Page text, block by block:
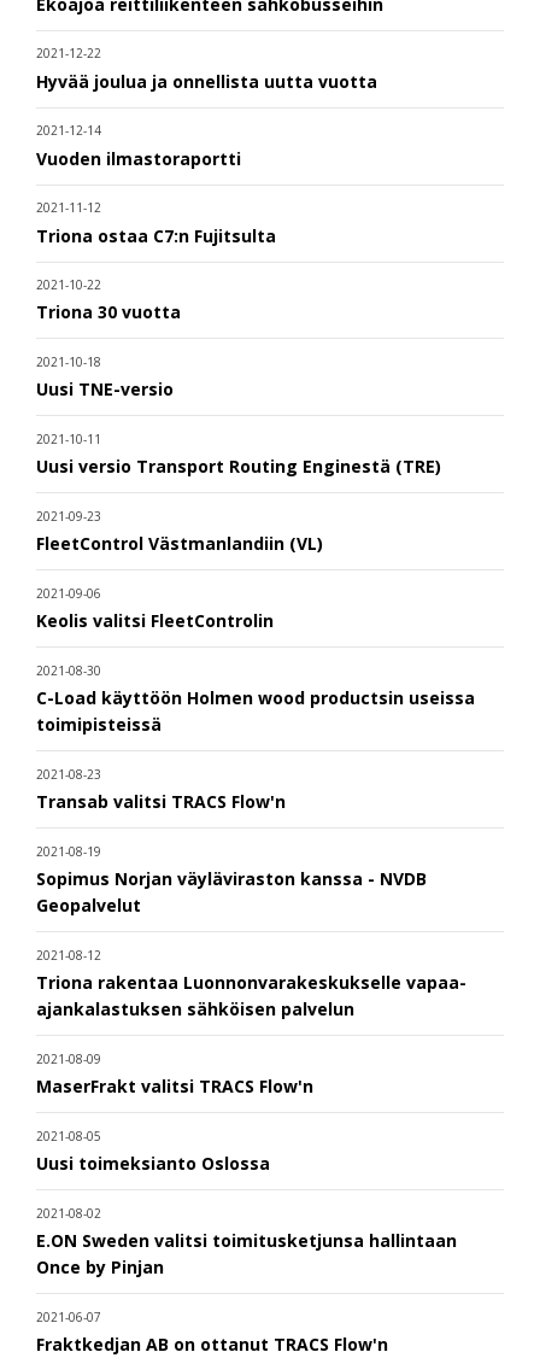
2021-12-22
Hyvää joulua ja onnellista uutta vuotta
2021-12-14
Vuoden ilmastoraportti
2021-11-12
Triona ostaa C7:n Fujitsulta
2021-10-22
Triona 30 vuotta
2021-10-18
Uusi TNE-versio
2021-10-11
Uusi versio Transport Routing Enginestä (TRE)
2021-09-23
FleetControl Västmanlandiin (VL)
2021-09-06
Keolis valitsi FleetControlin
2021-08-30
C-Load käyttöön Holmen wood productsin useissa
toimipisteissä
2021-08-23
Transab valitsi TRACS Flow'n
2021-08-19
Sopimus Norjan väyläviraston kanssa - NVDB
Geopalvelut
2021-08-12
Triona rakentaa Luonnonvarakeskukselle vapaa-
ajankalastuksen sähköisen palvelun
2021-08-09
MaserFrakt valitsi TRACS Flow'n
2021-08-05
Uusi toimeksianto Oslossa
2021-08-02
E.ON Sweden valitsi toimitusketjunsa hallintaan
Once by Pinjan
2021-06-07
Fraktkedjan AB on ottanut TRACS Flow'n